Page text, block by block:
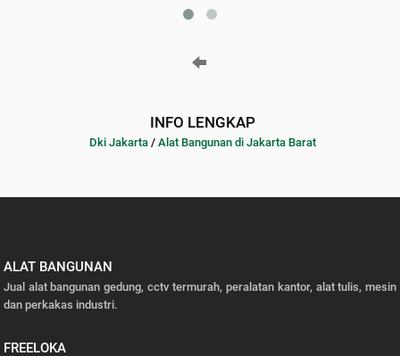
INFO LENGKAP
Dki Jakarta / Alat Bangunan di Jakarta Barat
ALAT BANGUNAN
Jual alat bangunan gedung, cctv termurah, peralatan kantor, alat tulis, mesin
dan perkakas industri.
FREELOKA